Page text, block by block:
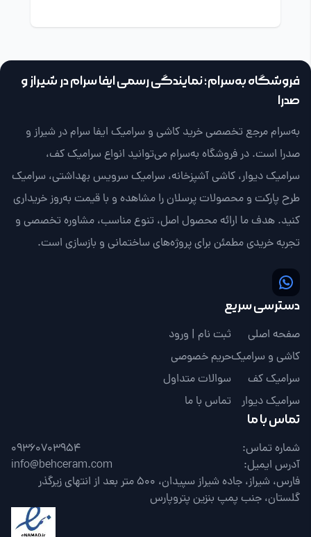
فروشگاه به‌سرام؛ نمایندگی رسمی ایفا سرام در شیراز و
صدرا
به‌سرام مرجع تخصصی خرید کاشی و سرامیک ایفا سرام در شیراز و
صدرا است. در فروشگاه به‌سرام می‌توانید انواع سرامیک کف،
سرامیک دیوار، کاشی آشپزخانه، سرامیک سرویس بهداشتی، سرامیک
طرح پارکت و محصولات پرسلان را مشاهده و با قیمت به‌روز خریداری
کنید. هدف ما ارائه محصول اصل، تنوع مناسب، مشاوره تخصصی و
تجربه خریدی مطمئن برای پروژه‌های ساختمانی و بازسازی است.
دسترسی سریع
صفحه اصلی
کاشی و سرامیک
سرامیک کف
سرامیک دیوار
ثبت نام | ورود
حریم خصوصی
سوالات متداول
تماس با ما
تماس با ما
شماره تماس:
09360703954
آدرس ایمیل:
info@behceram.com
فارس، شیراز، جاده شیراز سپیدان، 500 متر بعد از انتهای زیرگذر
گلستان، جنب پمپ بنزین پتروپارس